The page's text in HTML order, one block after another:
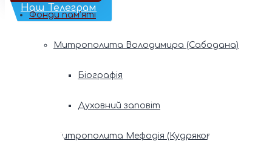
Наш Телеграм
Фонди пам’яті
Митрополита Володимира (Сабодана)
Біографія
Духовний заповіт
Митрополита Мефодія (Кудрякова)